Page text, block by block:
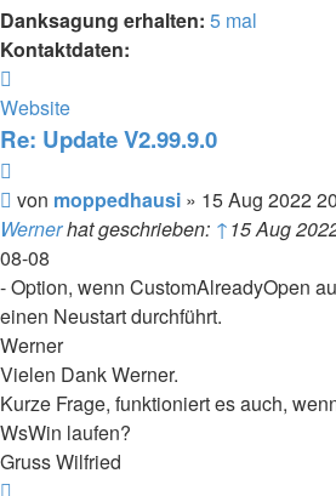
Danksagung erhalten: 5 mal
Kontaktdaten:
von
moppedhausi
Website
Re: Update V2.99.9.0
Beitrag
von moppedhausi » 15 Aug 2022
Wernerhat geschrieben: ↑15 Aug
08-08
- Option, wenn CustomAlreadyOpen
einen Neustart durchführt.
Werner
Vielen Dank Werner.
Kurze Frage, funktioniert es auch,
WsWin laufen?
Gruss Wilfried